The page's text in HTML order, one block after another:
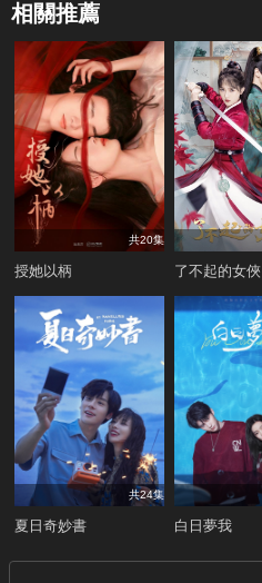
相關推薦
共20集
授她以柄 了不起的女俠
共24集
夏日奇妙書 白日夢我